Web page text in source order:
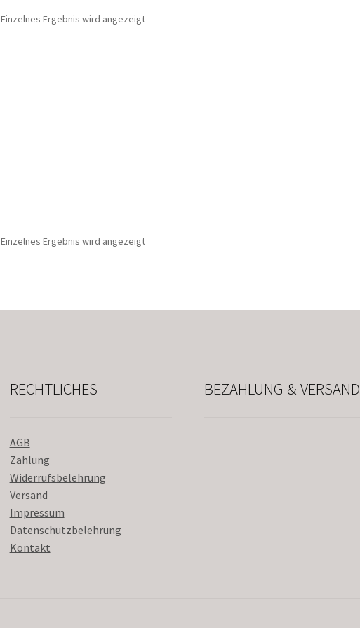
Einzelnes Ergebnis wird angezeigt
Einzelnes Ergebnis wird angezeigt
RECHTLICHES
AGB
Zahlung
Widerrufsbelehrung
Versand
Impressum
Datenschutzbelehrung
Kontakt
BEZAHLUNG & VERSAND